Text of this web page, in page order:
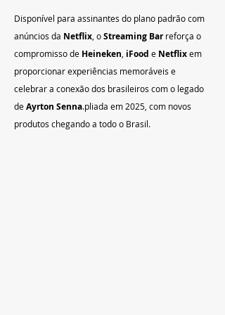
Disponível para assinantes do plano padrão com
anúncios da Netflix , o Streaming Bar reforça o
compromisso de Heineken iFood e Netflix em
proporcionar experiências memoráveis e
celebrar a conexão dos brasileiros com o legado
de Ayrton Senna.pliada em 2025, com novos
produtos chegando a todo o Brasil.